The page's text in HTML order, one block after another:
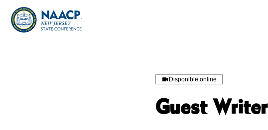
Disponible online
Guest Writer